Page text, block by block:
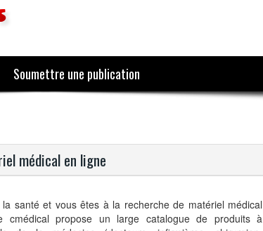
Soumettre une publication
médical en ligne
santé et vous êtes à la recherche de matériel médical
cmédical propose un large catalogue de produits à